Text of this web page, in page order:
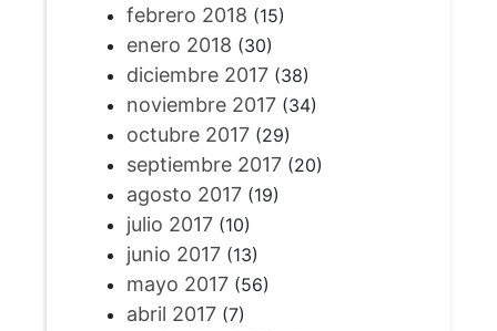
febrero 2018 (15)
enero 2018 (30)
diciembre 2017(38)
noviembre 2017(34)
octubre 2017(29)
septiembre 2017(20)
agosto 2017(19)
julio 2017(10)
junio 2017(13)
mayo 2017(56)
abril 2017(7)